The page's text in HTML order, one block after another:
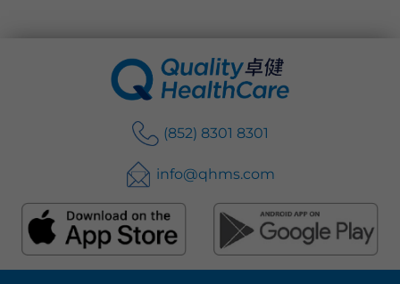
(852) 8301 8301
info@qhms.com